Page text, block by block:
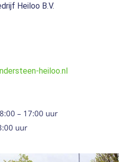
Heiloo B.V.
heiloo.nl
– 17:00 uur
uur